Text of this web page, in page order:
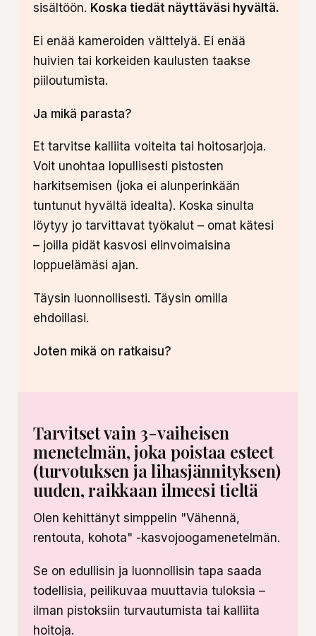
sisältöön. Koska tiedät näyttäväsi hyvältä.
Ei enää kameroiden välttelyä. Ei enää
huivien tai korkeiden kaulusten taakse
piiloutumista.
Ja mikä parasta?
Et tarvitse kalliita voiteita tai hoitosarjoja.
Voit unohtaa lopullisesti pistosten
harkitsemisen (joka ei alunperinkään
tuntunut hyvältä idealta). Koska sinulta
löytyy jo tarvittavat työkalut – omat kätesi
– joilla pidät kasvosi elinvoimaisina
loppuelämäsi ajan.
Täysin luonnollisesti. Täysin omilla
ehdoillasi.
Joten mikä on ratkaisu?
Tarvitset vain 3-vaiheisen
menetelmän, joka poistaa esteet
(turvotuksen ja lihasjännityksen)
uuden, raikkaan ilmeesi tieltä
Olen kehittänyt simppelin "Vähennä,
rentouta, kohota" -kasvojoogamenetelmän.
Se on edullisin ja luonnollisin tapa saada
todellisia, peilikuvaa muuttavia tuloksia –
ilman pistoksiin turvautumista tai kalliita
hoitoja.